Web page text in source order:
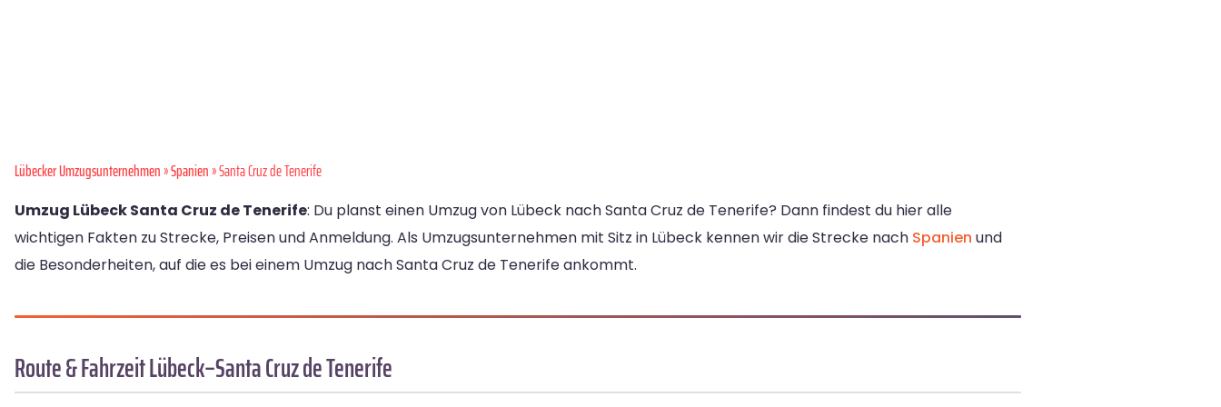
Lübecker Umzugsunternehmen»Spanien» Santa Cruz de Tenerife
Umzug Lübeck Santa Cruz de Tenerife: Du planst einen Umzug von Lübeck nach Santa Cruz de Tenerife? Dann findest du hier alle
wichtigen Fakten zu Strecke, Preisen und Anmeldung. Als Umzugsunternehmen mit Sitz in Lübeck kennen wir die Strecke nach Spanien und
die Besonderheiten, auf die es bei einem Umzug nach Santa Cruz de Tenerife ankommt.
Route & Fahrzeit Lübeck–Santa Cruz de Tenerife